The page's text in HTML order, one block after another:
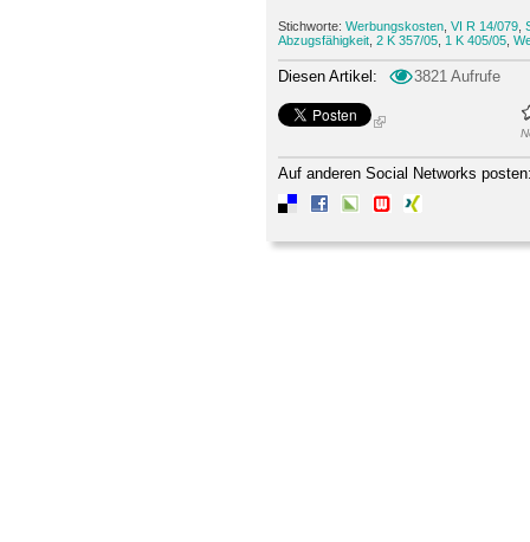
Stichworte: Werbungskosten VI R 14/079
Abzugsfähigkeit 2 K 357/05 1 K 405/05
Diesen Artikel: 3821 Aufrufe
Auf anderen Social Networks